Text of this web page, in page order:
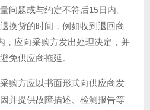
问题或与约定不符后15日内。
换货的时间，例如收到退回商
，应向采购方发出处理决定，并
免供应商拖延。
采购方应以书面形式向供应商发
并提供故障描述、检测报告等